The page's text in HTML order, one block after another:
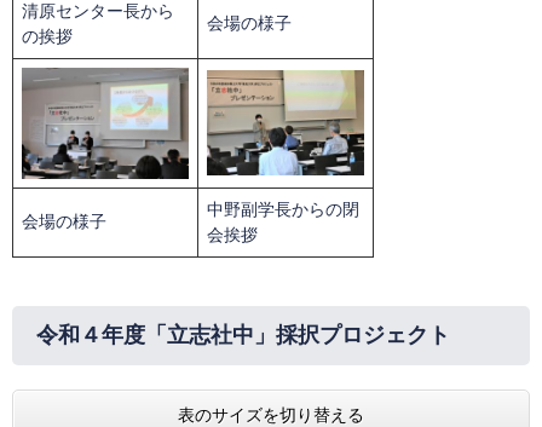
清原センター長から
の挨拶
会場の様子
会場の様子
中野副学長からの閉
会挨拶
令和４年度「立志社中」採択プロジェクト
表のサイズを切り替える